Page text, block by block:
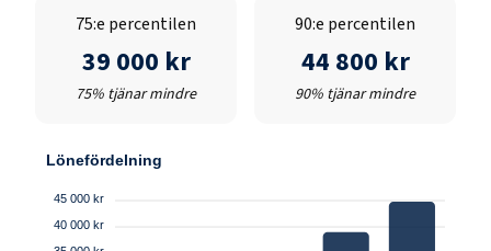
75:e percentilen
39 000 kr
75% tjänar mindre
90:e percentilen
44 800 kr
90% tjänar mindre
Lönefördelning
45 000 kr
40 000 kr